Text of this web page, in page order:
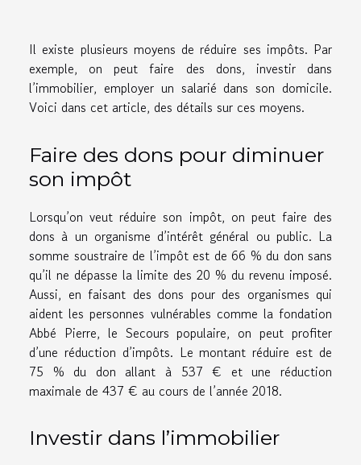
Il existe plusieurs moyens de réduire ses impôts. Par
exemple, on peut faire des dons, investir dans
l’immobilier, employer un salarié dans son domicile.
Voici dans cet article, des détails sur ces moyens.
Faire des dons pour diminuer
son impôt
Lorsqu’on veut réduire son impôt, on peut faire des
dons à un organisme d’intérêt général ou public. La
somme soustraire de l’impôt est de 66 % du don sans
qu’il ne dépasse la limite des 20 % du revenu imposé.
Aussi, en faisant des dons pour des organismes qui
aident les personnes vulnérables comme la fondation
Abbé Pierre, le Secours populaire, on peut profiter
d’une réduction d’impôts. Le montant réduire est de
75 % du don allant à 537 € et une réduction
maximale de 437 € au cours de l’année 2018.
Investir dans l’immobilier